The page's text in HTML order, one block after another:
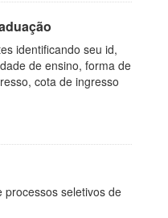
identificando seu id,
de ensino, forma de
cota de ingresso
processos seletivos de